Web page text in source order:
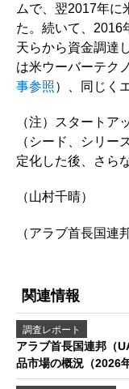
ムで、翌2017年に
た。続いて、2016
天らから資金調達
は米ウーバーテク
事参照）、同じく
（注）スタートア
（シード、シリー
定化した後、さら
（山村千晴）
（アラブ首長国連邦
関連情報
調査レポート
アラブ首長国連邦（
品市場の概況（2026